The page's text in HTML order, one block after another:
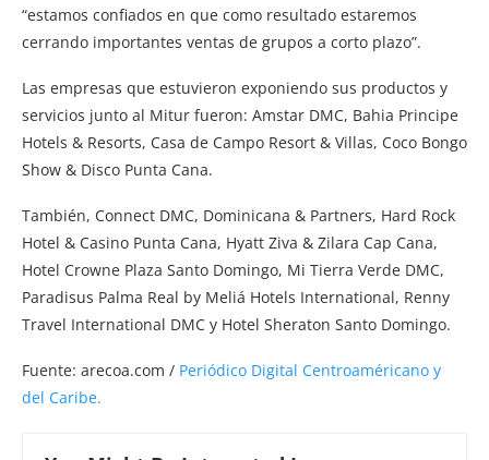
“estamos confiados en que como resultado estaremos
cerrando importantes ventas de grupos a corto plazo”.
Las empresas que estuvieron exponiendo sus productos y
servicios junto al Mitur fueron: Amstar DMC, Bahia Principe
Hotels & Resorts, Casa de Campo Resort & Villas, Coco Bongo
Show & Disco Punta Cana.
También, Connect DMC, Dominicana & Partners, Hard Rock
Hotel & Casino Punta Cana, Hyatt Ziva & Zilara Cap Cana,
Hotel Crowne Plaza Santo Domingo, Mi Tierra Verde DMC,
Paradisus Palma Real by Meliá Hotels International, Renny
Travel International DMC y Hotel Sheraton Santo Domingo.
Fuente: arecoa.com / Periódico Digital Centroaméricano y
del Caribe.